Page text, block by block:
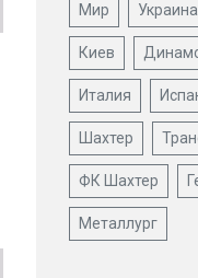
Мир Украина
Киев
Италия
Шахтер
ФК Шахтер
Металлург